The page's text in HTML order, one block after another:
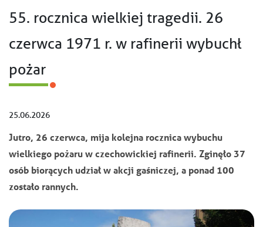
55. rocznica wielkiej tragedii. 26
czerwca 1971 r. w rafinerii wybuchł
pożar
25.06.2026
Jutro, 26 czerwca, mija kolejna rocznica wybuchu
wielkiego pożaru w czechowickiej rafinerii. Zginęło 37
osób biorących udział w akcji gaśniczej, a ponad 100
zostało rannych.